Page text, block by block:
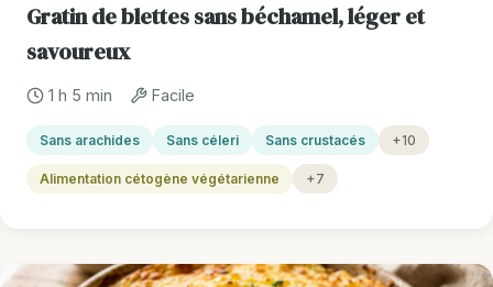
Gratin de blettes sans béchamel, léger et
savoureux
1 h 5 min Facile
Sans arachides Sans céleri Sans crustacés +10
Alimentation cétogène végétarienne +7